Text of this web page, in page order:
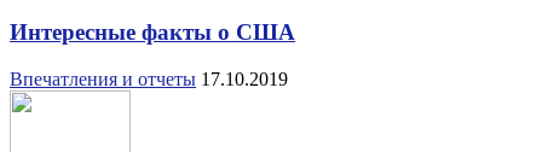
Интересные факты о США
Впечатления и отчеты 17.10.2019